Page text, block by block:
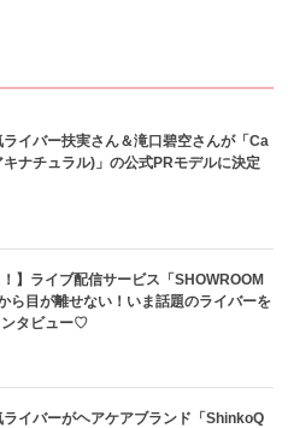
イバー扶実さん＆滝口碧空さんが「Ca
ナチュラル)」の公式PRモデルに決定
！】ライブ配信サービス「SHOWROOM
ら目が離せない！いま話題のライバーを
ンタビュー♡
イバーがヘアケアブランド「ShinkoQ